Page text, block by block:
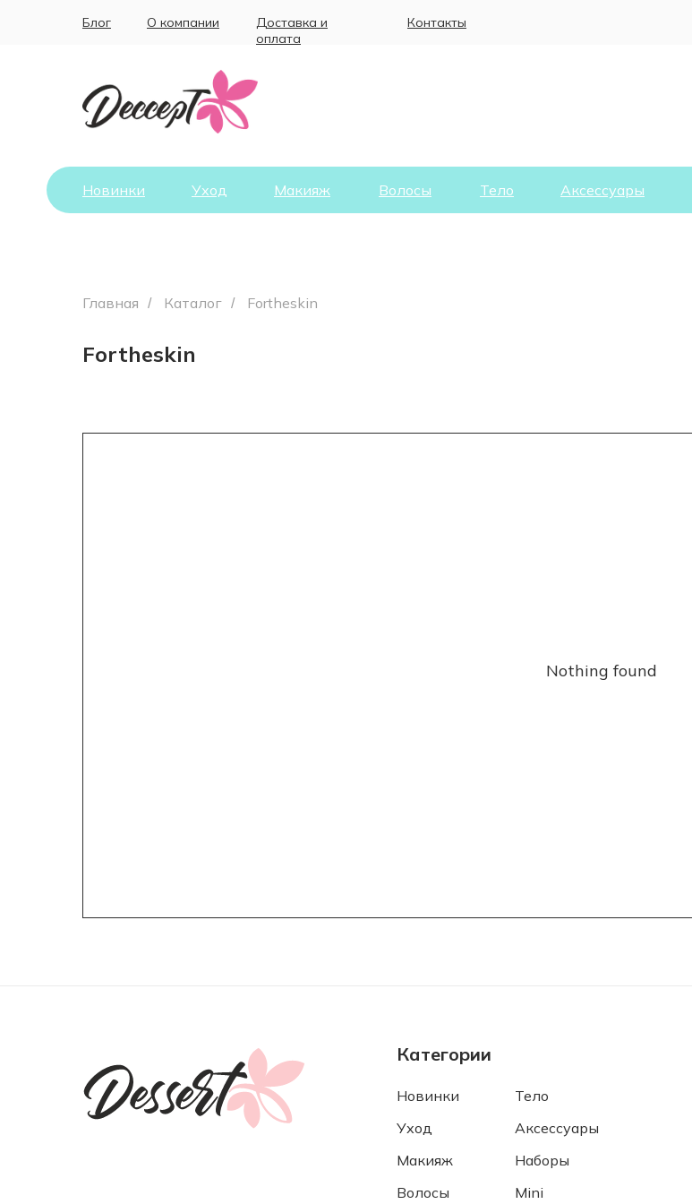
Блог О компании
Доставка и
оплата
Контакты
Новинки Уход Макияж Волосы Тело Аксессуары
Главная / Каталог / Fortheskin
Fortheskin
Nothing found
Категории
Новинки Тело
Макияж Наборы
Уход Аксессуары
Волосы
Mini